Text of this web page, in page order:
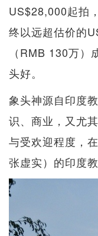
US$28,000起拍
终以远超估价的
（RMB 130万
头好。
象头神源自印度
识、商业，又尤
与受欢迎程度，
张虚实）的印度